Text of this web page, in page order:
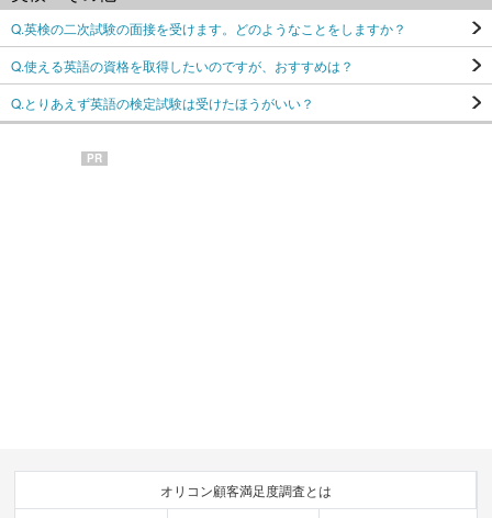
Q.英検の二次試験の面接を受けます。どのようなことをしますか？
Q.使える英語の資格を取得したいのですが、おすすめは？
Q.とりあえず英語の検定試験は受けたほうがいい？
PR
オリコン顧客満足度調査とは